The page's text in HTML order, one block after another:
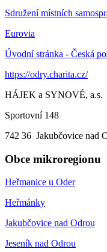
Sdružení místních
Eurovia
Úvodní stránka - Česká
https://odry.charita.cz/
HÁJEK a SYNOVÉ, a.s.
Sportovní 148
742 36 Jakubčovice nad
Obce mikroregionu
Heřmanice u Oder
Heřmánky
Jakubčovice nad Odrou
Jeseník nad Odrou